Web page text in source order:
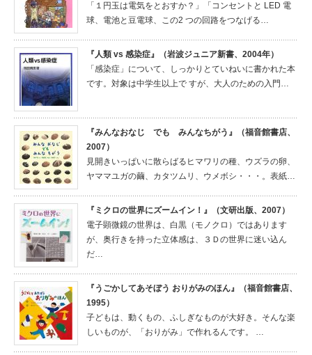
「１円玉は電気をとおすか？」「コンセントと LED 電
球、電池と豆電球、この2 つの回路をつなげる…
『人類 vs 感染症』（岩波ジュニア新書、2004年）
「感染症」について、しっかりとていねいに書かれた本
です。対象は中学生以上で すが、大人のための入門…
『みんなおなじ でも みんなちがう』（福音館書店、
2007）
見開きいっぱいに散らばるヒマワリの種、ウズラの卵、
ヤママユガの繭、カタツムリ、ウメボシ・・・。表紙…
『ミクロの世界にズームイン！』（文研出版、2007）
電子顕微鏡の世界は、白黒（モノクロ）ではあります
が、奥行きを持った立体感は、３Ｄの世界に迷い込ん
だ…
『うごかしてあそぼう おりがみのほん』（福音館書店、
1995）
子どもは、動くもの、ふしぎなものが大好き。そんな楽
しいものが、「おりがみ」で作れるんです。 …